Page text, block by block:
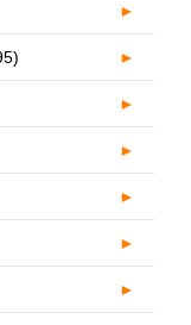
►
►
►
►
►
►
►